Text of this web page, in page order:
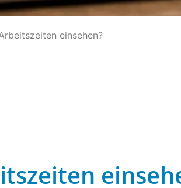
einsehen?